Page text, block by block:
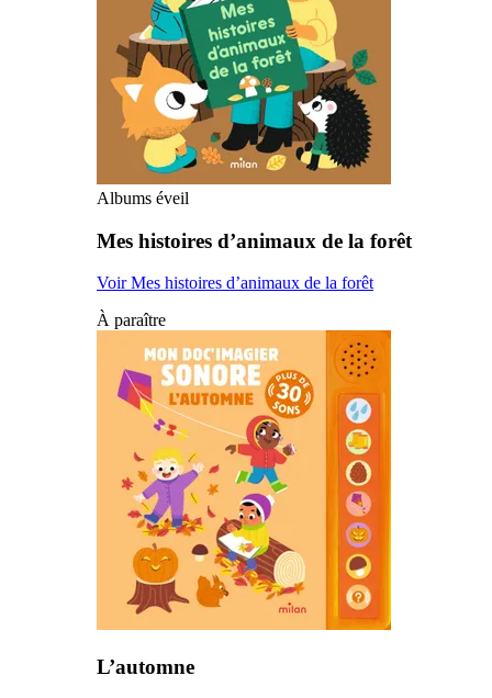
Albums éveil
Mes histoires d’animaux de la forêt
Voir Mes histoires d’animaux de la forêt
À paraître
L’automne